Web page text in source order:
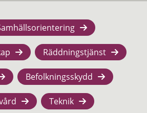
Räddningstjänst
Befolkningsskydd
Teknik